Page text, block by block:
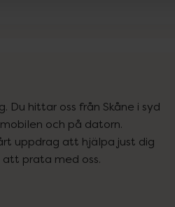
Du hittar oss från Skåne i syd
och på datorn.
uppdrag att hjälpa just dig
prata med oss.